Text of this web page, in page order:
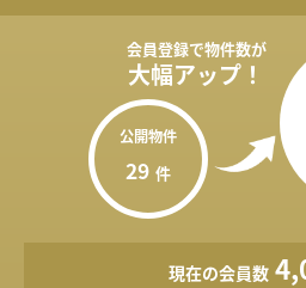
会員登録で物件数が
大幅アップ！
公開物件
29 件
現在の会員数